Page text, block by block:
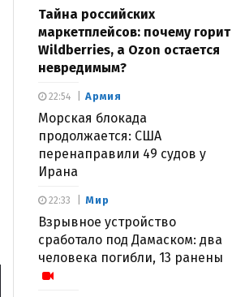
Тайна российских
маркетплейсов: почему горит
Wildberries, а Ozon остается
невредимым?
Армия
Морская блокада
продолжается: США
перенаправили 49 судов у
Ирана
22:54
Мир
Взрывное устройство
сработало под Дамаском: два
человека погибли, 13 ранены
22:33